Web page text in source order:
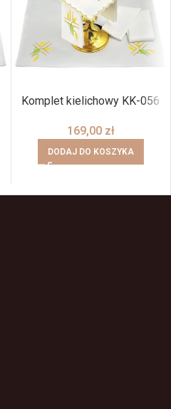
Komplet kielichowy KK-056
169,00 zł
DODAJ DO KOSZYKA